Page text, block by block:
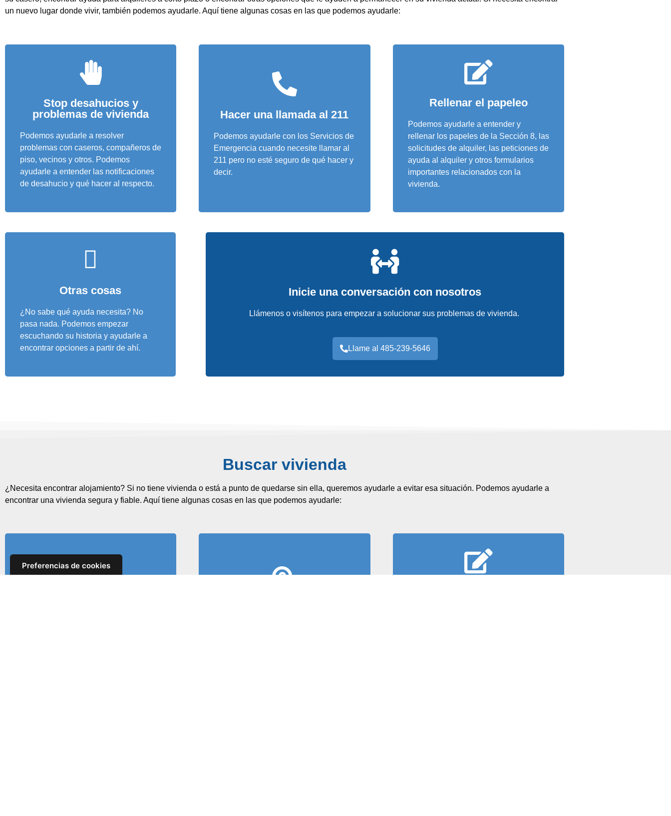
Preferencias de cookies
un nuevo lugar donde vivir, también podemos ayudarle. Aquí tiene algunas cosas en las que podemos ayudarle:
Stop desahucios y
problemas de vivienda
Podemos ayudarle a resolver
problemas con caseros, compañeros de
piso, vecinos y otros. Podemos
ayudarle a entender las notificaciones
de desahucio y qué hacer al respecto.
Hacer una llamada al 211
Podemos ayudarle con los Servicios de
Emergencia cuando necesite llamar al
211 pero no esté seguro de qué hacer y
decir.
Rellenar el papeleo
Podemos ayudarle a entender y
rellenar los papeles de la Sección 8, las
solicitudes de alquiler, las peticiones de
ayuda al alquiler y otros formularios
importantes relacionados con la
vivienda.
Otras cosas
¿No sabe qué ayuda necesita? No
pasa nada. Podemos empezar
escuchando su historia y ayudarle a
encontrar opciones a partir de ahí.
Inicie una conversación con nosotros
Llámenos o visítenos para empezar a solucionar sus problemas de vivienda.
Llame al 485-239-5646
Buscar vivienda
¿Necesita encontrar alojamiento? Si no tiene vivienda o está a punto de quedarse sin ella, queremos ayudarle a evitar esa situación. Podemos ayudarle a
encontrar una vivienda segura y fiable. Aquí tiene algunas cosas en las que podemos ayudarle: